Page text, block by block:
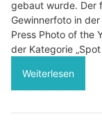
gebaut wurde. Der
Gewinnerfoto in
Press Photo of the
der Kategorie „Spot
Weiterlesen